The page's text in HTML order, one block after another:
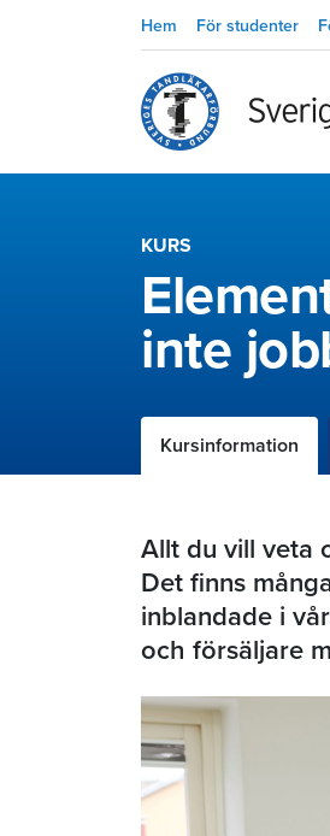
Hem För studenter
KURS
inte
Kursinformation
Allt du vill veta
Det finns
inblandade i
och försäljare